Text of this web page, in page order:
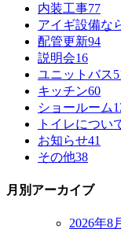
内装工事77
アイギ設備
配管更新94
説明会16
ユニットバス
キッチン60
ショールーム
トイレについ
お知らせ41
その他38
月別アーカイブ
2026年8